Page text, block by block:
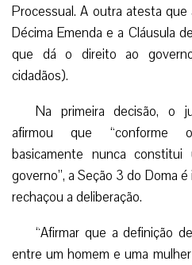
Processual. A outra atesta
Décima Emenda e a Cláusula
que dá o direito ao
cidadãos).
Na primeira decisão, o
afirmou que “conforme
basicamente nunca
governo”, a Seção 3 do Doma
rechaçou a deliberação.
“Afirmar que a definição
entre um homem e uma